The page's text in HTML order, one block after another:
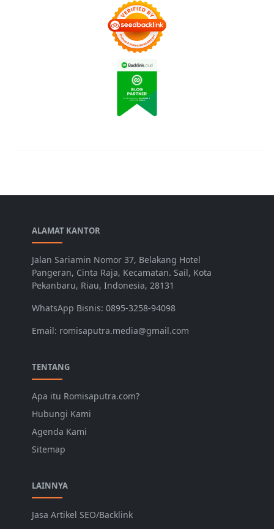
ALAMAT KANTOR
Jalan Sariamin Nomor 37, Belakang Hotel
Pangeran, Cinta Raja, Kecamatan. Sail, Kota
Pekanbaru, Riau, Indonesia, 28131
WhatsApp Bisnis: 0895-3258-94098
Email: romisaputra.media@gmail.com
TENTANG
Apa itu Romisaputra.com?
Hubungi Kami
Agenda Kami
Sitemap
LAINNYA
Jasa Artikel SEO/Backlink